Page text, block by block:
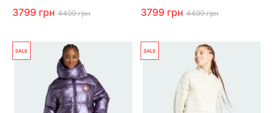
3799 грн 4499 грн 3799 грн 4499 грн